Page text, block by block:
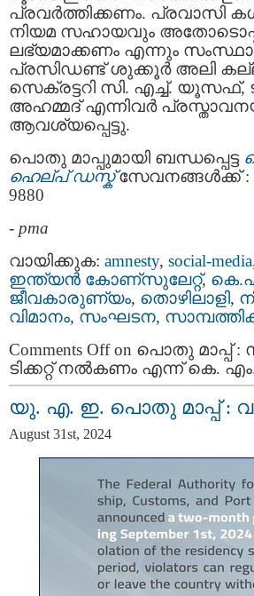
പ്രവർത്തിക്കണം. പ്രവാസി
നിയമ സഹായവും
ലഭ്യമാക്കണം എന്നും
പ്രസിഡണ്ട് ശുക്കൂർ അലി
സെക്രട്ടറി സി. എച്ച്. യൂസഫ്,
അഹമ്മദ് എന്നിവർ
ആവശ്യപ്പെട്ടു.
പൊതു മാപ്പുമായി ബന്ധപ്പെട്ട
ഹെല്പ് ഡസ്ക്സേവനങ്ങൾക്ക് :
9880
- pma
വായിക്കുക: amnesty, social-media
ഇന്ത്യന്‍ കോണ്സുലേറ്റ്,
ജീവകാരുണ്യം, തൊഴിലാളി,
വിമാനം, സംഘടന,
Comments Offon പൊതു മാപ്പ് :
ടിക്കറ്റ് നൽകണം എന്ന് കെ.
യു. എ. ഇ. പൊതു മാപ്പ് :
August 31st, 2024